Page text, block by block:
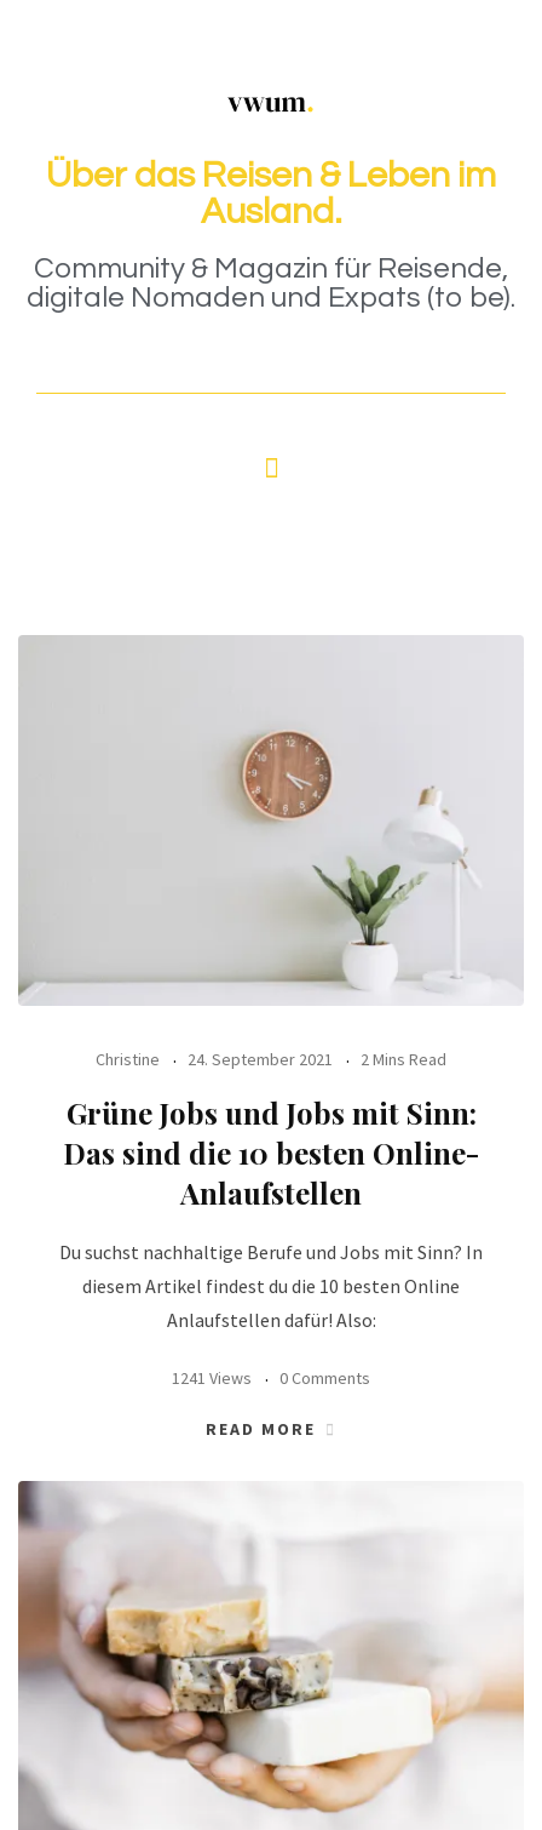
Über das Reisen & Leben im
Ausland.
Community & Magazin für Reisende,
digitale Nomaden und Expats (to be).
Christine 24. September 2021 2 Mins Read
Grüne Jobs und Jobs mit Sinn:
Das sind die 10 besten Online-
Anlaufstellen
Du suchst nachhaltige Berufe und Jobs mit Sinn? In
diesem Artikel findest du die 10 besten Online
Anlaufstellen dafür! Also:
1241 Views 0 Comments
READ MORE